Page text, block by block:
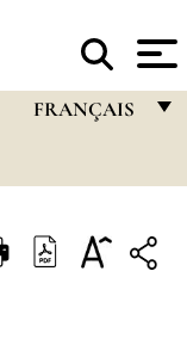
FRANÇAIS
ITALIANO